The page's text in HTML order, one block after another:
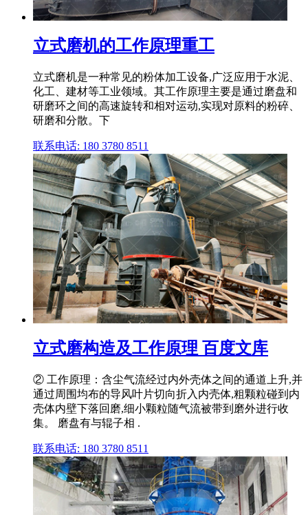
立式磨机的工作原理重工
立式磨机是一种常见的粉体加工设备,广泛应用于水泥、
化工、建材等工业领域。其工作原理主要是通过磨盘和
研磨环之间的高速旋转和相对运动,实现对原料的粉碎、
研磨和分散。下
联系电话: 180 3780 8511
立式磨构造及工作原理 百度文库
② 工作原理：含尘气流经过内外壳体之间的通道上升,并
通过周围均布的导风叶片切向折入内壳体,粗颗粒碰到内
壳体内壁下落回磨,细小颗粒随气流被带到磨外进行收
集。 磨盘有与辊子相 .
联系电话: 180 3780 8511